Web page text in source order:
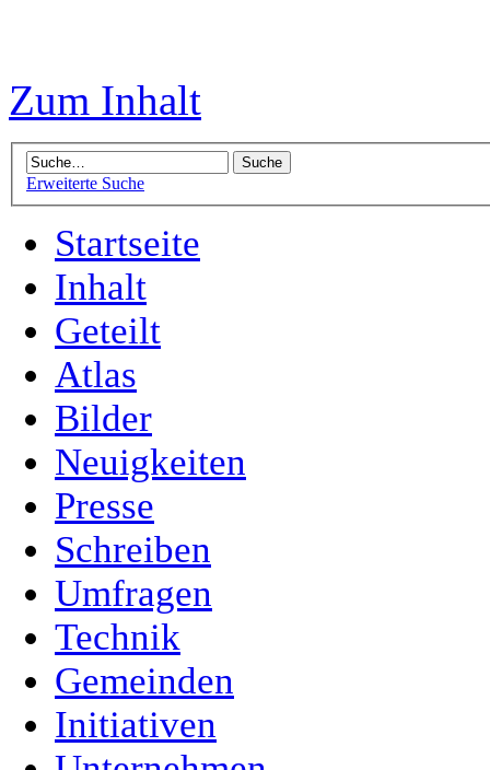
Zum Inhalt
Erweiterte Suche
Startseite
Inhalt
Geteilt
Atlas
Bilder
Neuigkeiten
Presse
Schreiben
Umfragen
Technik
Gemeinden
Initiativen